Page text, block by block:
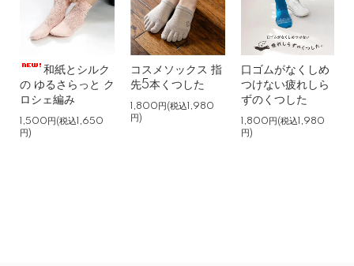
和紙とシルク
の ゆるさらっと ク
ロシェ編み
1,500円(税込1,650
円)
コスメソックス 指
先5本くつした
1,800円(税込1,980
円)
口ゴムがなくしめ
つけない疲れしら
ずのくつした
1,800円(税込1,980
円)